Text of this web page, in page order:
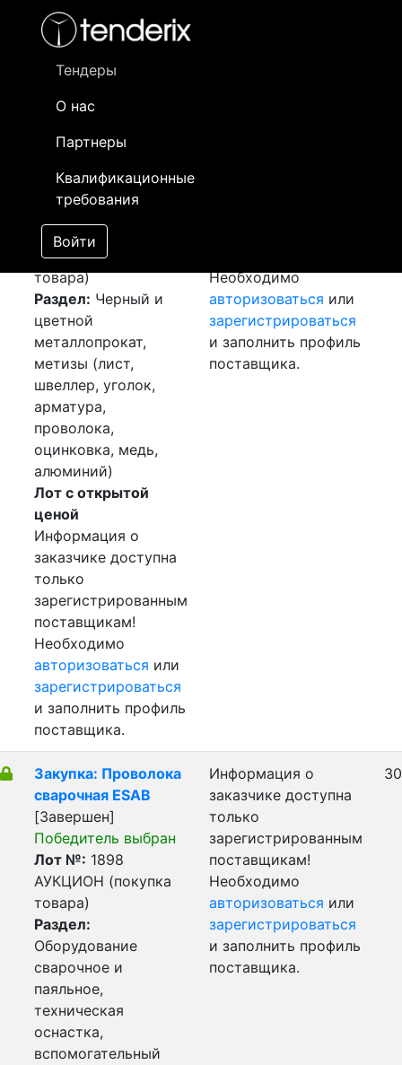
Тендеры
О нас
Партнеры
Квалификационные
требования
Войти
- активный лот
- сохраненный лот (не опубликован)
Закупка: Шина
медная
[Завершен]
Победитель выбран
Лот №:1899
АУКЦИОН (покупка
товара)
Раздел: Черный и
цветной
металлопрокат,
метизы (лист,
швеллер, уголок,
арматура,
проволока,
оцинковка, медь,
алюминий)
Лот с открытой
ценой
Информация о
заказчике доступна
только
зарегистрированным
поставщикам!
Необходимо
авторизоваться или
зарегистрироваться
и заполнить профиль
поставщика.
Необходимо
авторизоваться или
зарегистрироваться
и заполнить профиль
поставщика.
Закупка: Проволока
сварочная ESAB
[Завершен]
Победитель выбран
Лот №: 1898
АУКЦИОН (покупка
товара)
Раздел:
Оборудование
сварочное и
паяльное,
техническая
оснастка,
вспомогательный
Информация о
заказчике доступна
только
зарегистрированным
поставщикам!
Необходимо
авторизоваться или
зарегистрироваться
и заполнить профиль
поставщика.